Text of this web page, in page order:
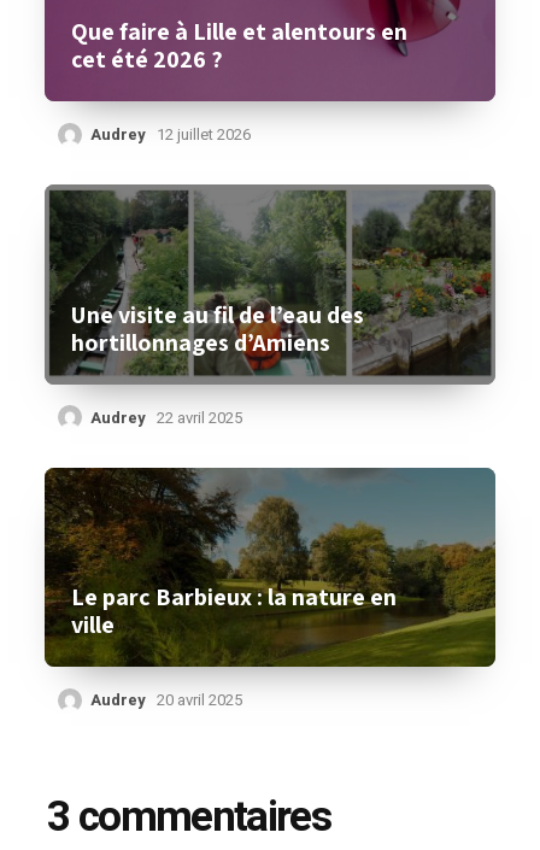
Que faire à Lille et alentours en
cet été 2026 ?
Audrey 12 juillet 2026
Une visite au fil de l’eau des
hortillonnages d’Amiens
Audrey 22 avril 2025
Le parc Barbieux : la nature en
ville
Audrey 20 avril 2025
3 commentaires